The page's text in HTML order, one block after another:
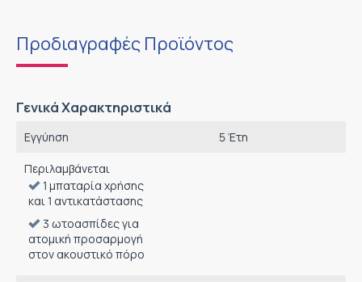
Προδιαγραφές Προϊόντος
Γενικά Χαρακτηριστικά
Εγγύηση 5 Έτη
Περιλαμβάνεται
1 μπαταρία χρήσης
και 1 αντικατάστασης
3 ωτοασπίδες για
ατομική προσαρμογή
στον ακουστικό πόρο